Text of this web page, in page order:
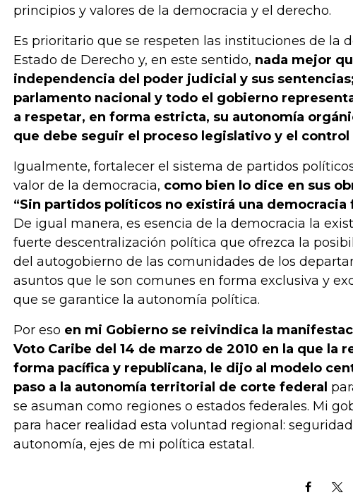
principios y valores de la democracia y el derecho.
Es prioritario que se respeten las instituciones de la
Estado de Derecho y, en este sentido, nada mejor
independencia del poder judicial y sus
parlamento nacional y todo el gobierno
a respetar, en forma estricta, su autonomía
que debe seguir el proceso legislativo y el
Igualmente, fortalecer el sistema de partidos
valor de la democracia, como bien lo dice en sus
“Sin partidos políticos no existirá una democracia
De igual manera, es esencia de la democracia la
fuerte descentralización política que ofrezca la
del autogobierno de las comunidades de los
asuntos que le son comunes en forma exclusiva y
que se garantice la autonomía política.
Por eso en mi Gobierno se reivindica la
Voto Caribe del 14 de marzo de 2010 en la que la
forma pacífica y republicana, le dijo al modelo
paso a la autonomía territorial de corte federal
se asuman como regiones o estados federales. Mi
para hacer realidad esta voluntad regional:
autonomía, ejes de mi política estatal.